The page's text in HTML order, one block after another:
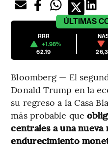
ÚLTIMAS
RRR
+1.98%
62.19
Bloomberg — El
Donald Trump en la
su regreso a la Casa
más probable que
centrales a una nueva
endurecimiento